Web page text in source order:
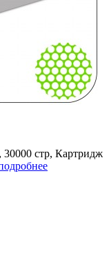
стр, Картридж